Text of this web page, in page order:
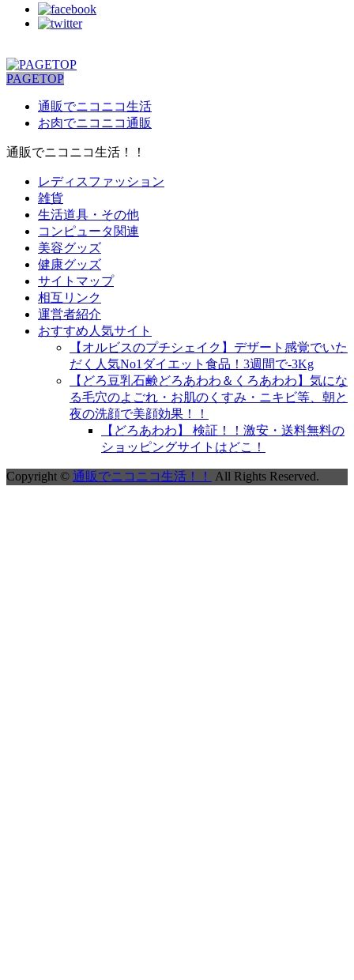
PAGETOP
通販でニコニコ生活
お肉でニコニコ通販
通販でニコニコ生活！！
レディスファッション
雑貨
生活道具・その他
コンピュータ関連
美容グッズ
健康グッズ
サイトマップ
相互リンク
運営者紹介
おすすめ人気サイト
【オルビスのプチシェイク】デザート感覚でいた
だく人気No1ダイエット食品！3週間で-3Kg
【どろ豆乳石鹸どろあわわ＆くろあわわ】気にな
る毛穴のよごれ・お肌のくすみ・ニキビ等、朝と
夜の洗顔で美顔効果！！
【どろあわわ】 検証！！激安・送料無料の
ショッピングサイトはどこ！
Copyright © 通販でニコニコ生活！！ All Rights Reserved.